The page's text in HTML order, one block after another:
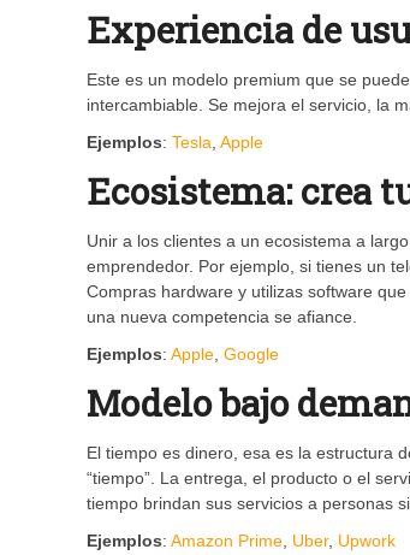
Experiencia de
Este es un modelo premium que se
intercambiable. Se mejora el servicio, la
Ejemplos: Tesla, Apple
Ecosistema: crea
Unir a los clientes a un ecosistema a
emprendedor. Por ejemplo, si tienes un
Compras hardware y utilizas software
una nueva competencia se afiance.
Ejemplos: Apple, Google
Modelo bajo
El tiempo es dinero, esa es la estructura
“tiempo”. La entrega, el producto o el
tiempo brindan sus servicios a personas
Ejemplos: Amazon Prime, Uber, Upwork